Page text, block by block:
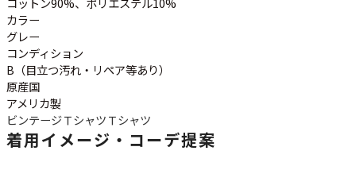
ご利用案内
お客様の声
お気に入りリスト
会員登録
メルマガ登録
会社概要
店舗一覧
カラー
グレー
コンディション
B（目立つ汚れ・リペア等あり）
原産国
アメリカ製
ビンテージＴシャツＴシャツ
着用イメージ・コーデ提案